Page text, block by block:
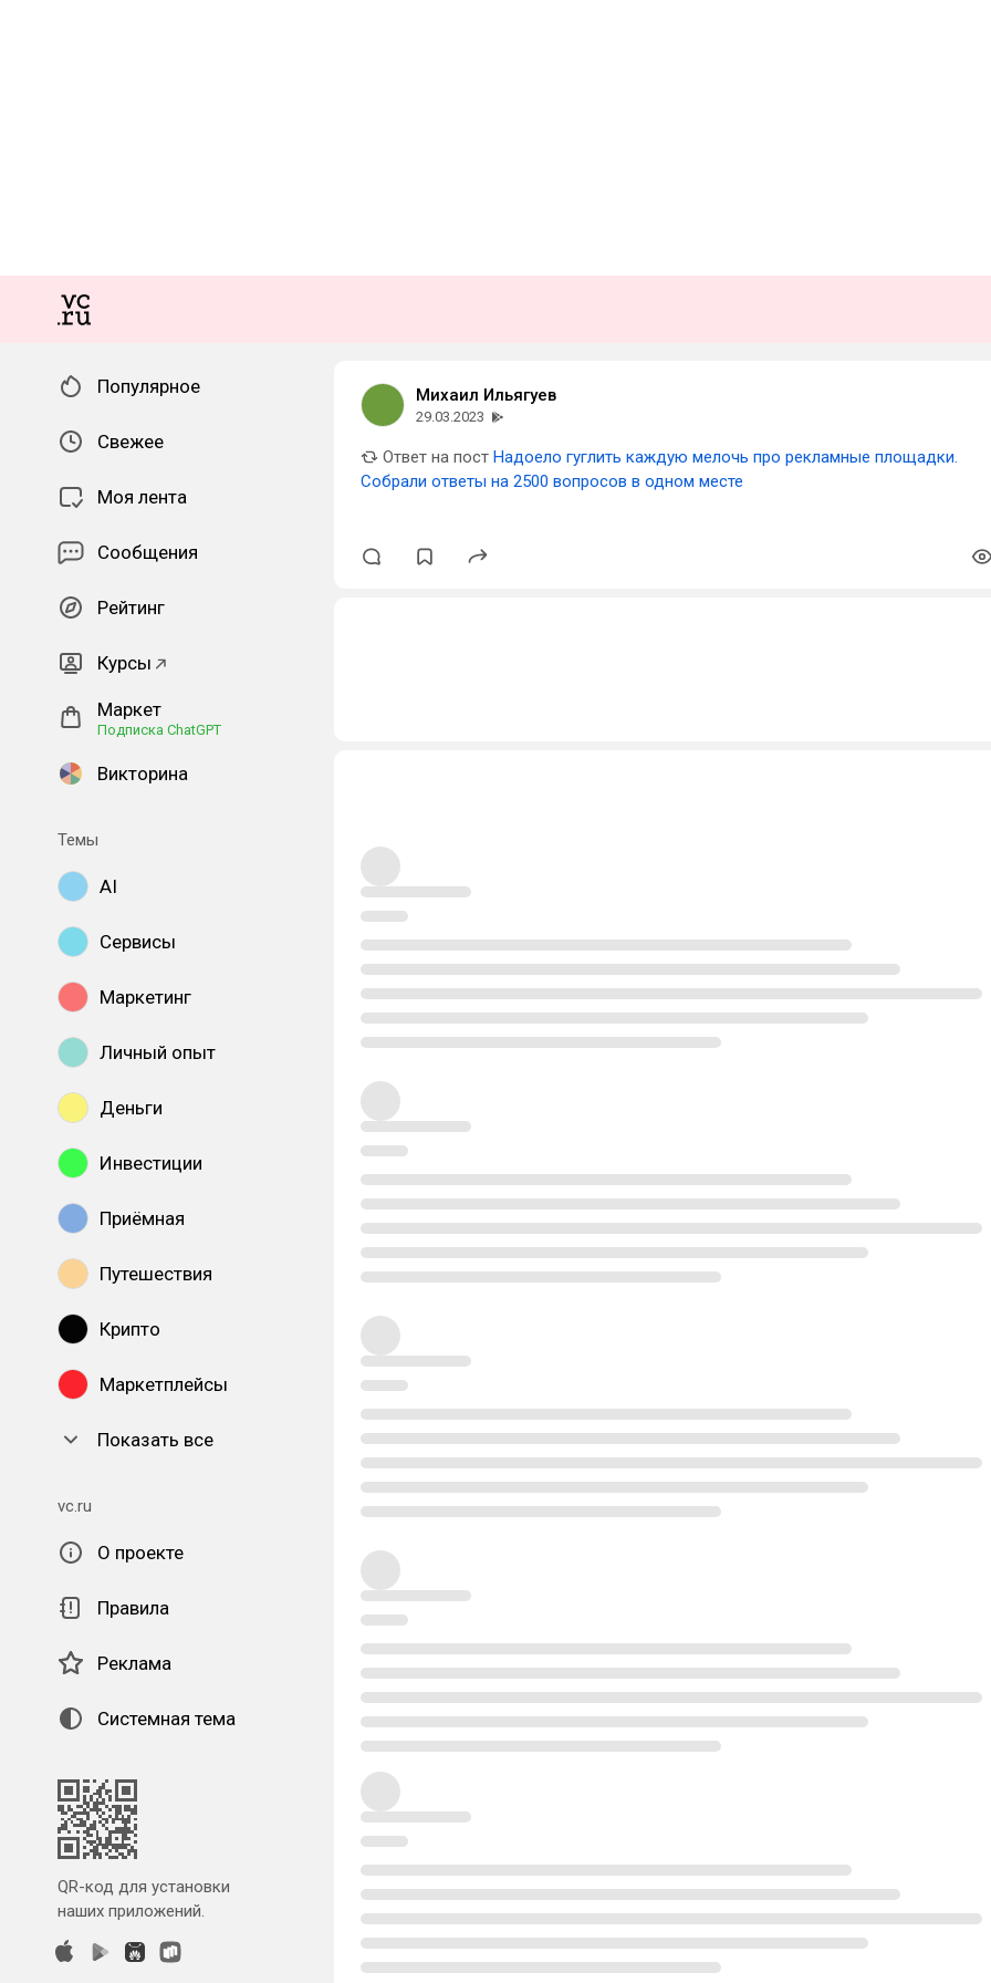
Популярное
Свежее
Моя лента
Сообщения
Рейтинг
Курсы
Маркет
Подписка ChatGPT
Викторина
Темы
AI
Сервисы
Маркетинг
Личный опыт
Деньги
Инвестиции
Приёмная
Путешествия
Крипто
Маркетплейсы
Показать все
vc.ru
О проекте
Правила
Реклама
Системная тема
QR-код для установки
наших приложений.
Михаил Ильягуев
29.03.2023
Ответ на пост Надоело гуглить каждую мелочь про рекламные площадки.
Собрали ответы на 2500 вопросов в одном месте